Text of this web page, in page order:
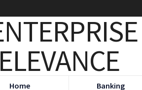
Home Banking